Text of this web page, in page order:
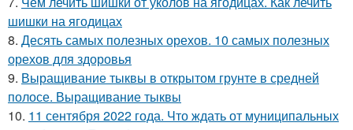
шишки на ягодицах
8. Десять самых полезных орехов. 10 самых полезных
орехов для здоровья
9. Выращивание тыквы в открытом грунте в средней
полосе. Выращивание тыквы
10. 11 сентября 2022 года. Что ждать от муниципальных